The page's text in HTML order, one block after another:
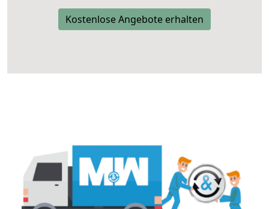
Kostenlose Angebote erhalten